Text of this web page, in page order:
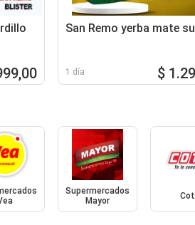
San Remo yerba mate
1 día $
Supermercados
Mayor